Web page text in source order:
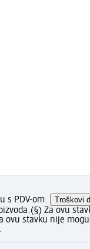
s PDV-om. Troškovi
(§) Za ovu
ovu stavku nije